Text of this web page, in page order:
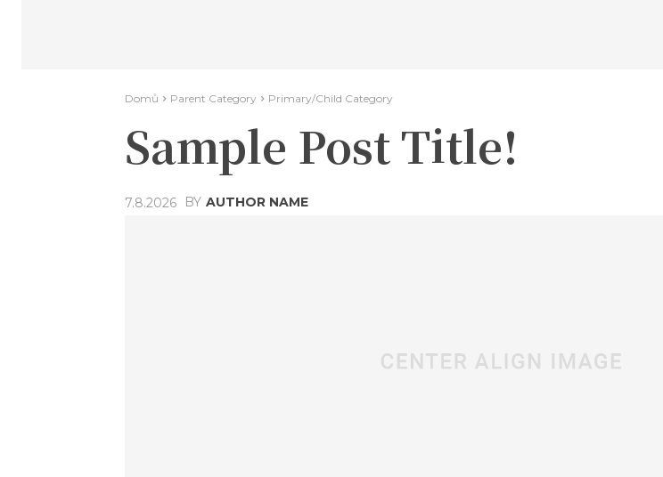
Domů Parent Category Primary/Child Category
Sample Post Title!
7.8.2026 BY AUTHOR NAME